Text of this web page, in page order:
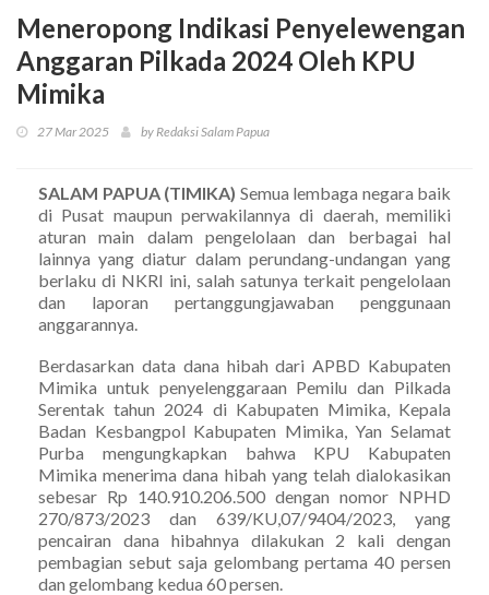
Meneropong Indikasi Penyelewengan
Anggaran Pilkada 2024 Oleh KPU
Mimika
27 Mar 2025 by Redaksi Salam Papua
SALAM PAPUA (TIMIKA) Semua lembaga negara baik
di Pusat maupun perwakilannya di daerah, memiliki
aturan main dalam pengelolaan dan berbagai hal
lainnya yang diatur dalam perundang-undangan yang
berlaku di NKRI ini, salah satunya terkait pengelolaan
dan laporan pertanggungjawaban penggunaan
anggarannya.
Berdasarkan data dana hibah dari APBD Kabupaten
Mimika untuk penyelenggaraan Pemilu dan Pilkada
Serentak tahun 2024 di Kabupaten Mimika, Kepala
Badan Kesbangpol Kabupaten Mimika, Yan Selamat
Purba mengungkapkan bahwa KPU Kabupaten
Mimika menerima dana hibah yang telah dialokasikan
sebesar Rp 140.910.206.500 dengan nomor NPHD
270/873/2023 dan 639/KU,07/9404/2023, yang
pencairan dana hibahnya dilakukan 2 kali dengan
pembagian sebut saja gelombang pertama 40 persen
dan gelombang kedua 60 persen.